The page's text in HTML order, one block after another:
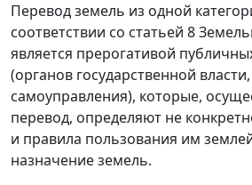
Перевод земель из одной
соответствии со статьей 8
является прерогативой
(органов государственной
самоуправления), которые,
перевод, определяют не
и правила пользования им
назначение земель.